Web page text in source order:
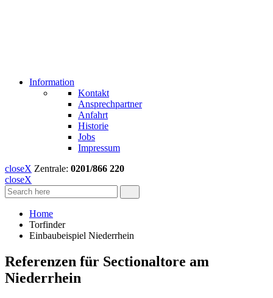
Information
Kontakt
Ansprechpartner
Anfahrt
Historie
Jobs
Impressum
closeX Zentrale: 0201/866 220
closeX
Home
Torfinder
Einbaubeispiel Niederrhein
Referenzen für Sectionaltore am
Niederrhein